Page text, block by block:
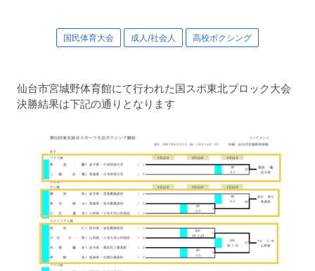
国民体育大会 成人/社会人 高校ボクシング
仙台市宮城野体育館にて行われた国スポ東北ブロック大会
決勝結果は下記の通りとなります